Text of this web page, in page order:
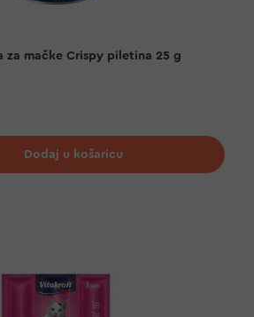
za mačke Crispy piletina 25 g
listu želja
Dodaj u košaricu